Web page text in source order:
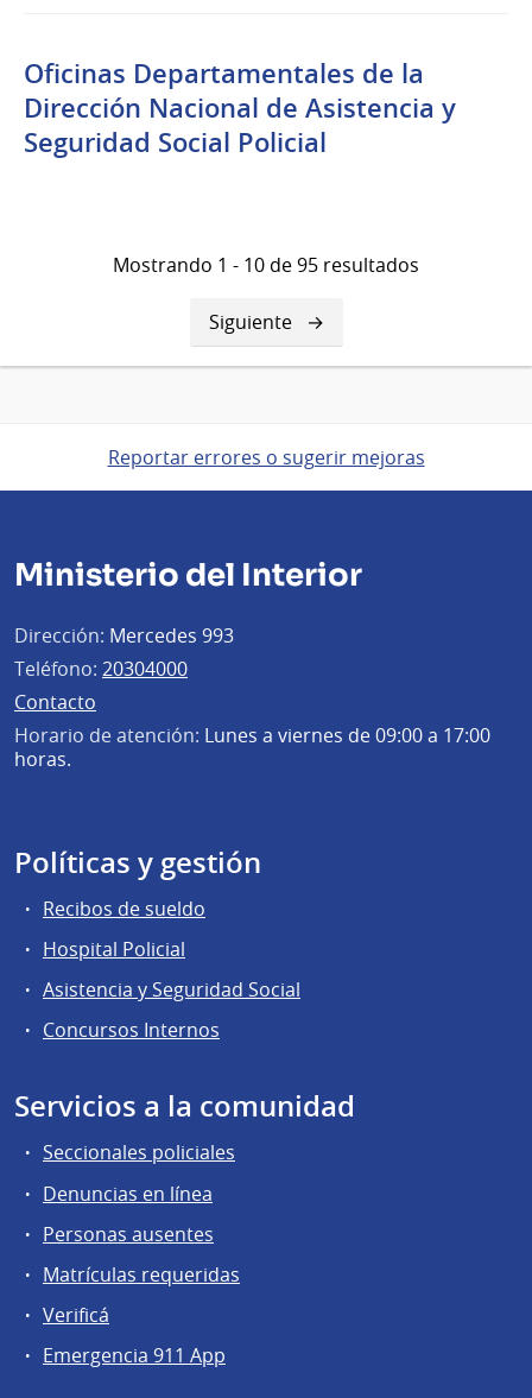
Oficinas Departamentales de la
Dirección Nacional de Asistencia y
Seguridad Social Policial
Mostrando 1 - 10 de 95 resultados
Siguiente
página
Siguiente
Reportar errores o sugerir mejoras
Ministerio del Interior
Dirección: Mercedes 993
Teléfono: 20304000
Contacto
Horario de atención: Lunes a viernes de 09:00 a 17:00
horas.
Políticas y gestión
Recibos de sueldo
Hospital Policial
Asistencia y Seguridad Social
Concursos Internos
Servicios a la comunidad
Seccionales policiales
Denuncias en línea
Personas ausentes
Matrículas requeridas
Verificá
Emergencia 911 App